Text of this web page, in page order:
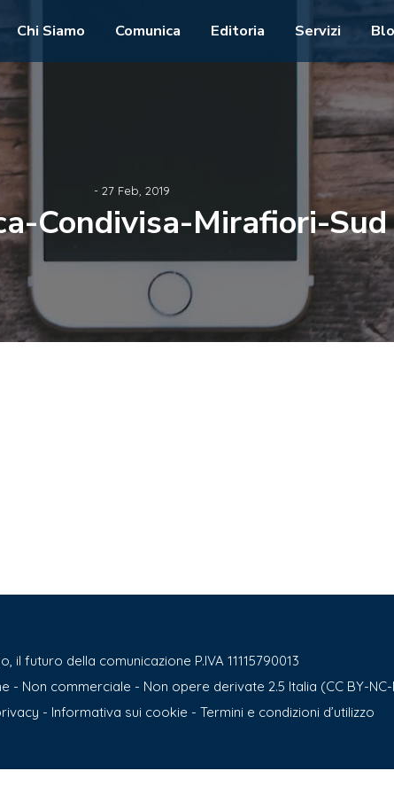
Chi Siamo Comunica Editoria Servizi
- 27 Feb, 2019
Condivisa-Mirafiori-Sud
il futuro della comunicazione P.IVA 11115790013
- Non commerciale - Non opere derivate 2.5 Italia (CC BY-NC-
- Informativa sui cookie - Termini e condizioni d’utilizzo